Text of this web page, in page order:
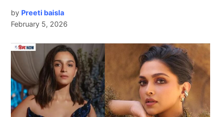
Rohit Sharma
Next Article
by Preeti baisla
February 5, 2026